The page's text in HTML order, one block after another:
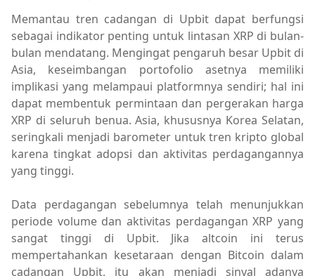
Memantau tren cadangan di Upbit dapat berfungsi
sebagai indikator penting untuk lintasan XRP di bulan-
bulan mendatang. Mengingat pengaruh besar Upbit di
Asia, keseimbangan portofolio asetnya memiliki
implikasi yang melampaui platformnya sendiri; hal ini
dapat membentuk permintaan dan pergerakan harga
XRP di seluruh benua. Asia, khususnya Korea Selatan,
seringkali menjadi barometer untuk tren kripto global
karena tingkat adopsi dan aktivitas perdagangannya
yang tinggi.
Data perdagangan sebelumnya telah menunjukkan
periode volume dan aktivitas perdagangan XRP yang
sangat tinggi di Upbit. Jika altcoin ini terus
mempertahankan kesetaraan dengan Bitcoin dalam
cadangan Upbit, itu akan menjadi sinyal adanya